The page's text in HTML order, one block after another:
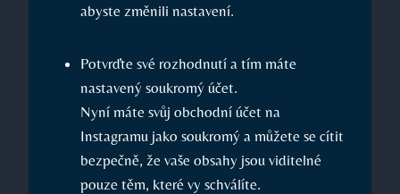
abyste změnili nastavení.
Potvrďte své rozhodnutí a tím máte
nastavený soukromý účet.
Nyní máte svůj obchodní účet na
Instagramu jako soukromý a můžete se cítit
bezpečně, že vaše obsahy jsou viditelné
pouze těm, které vy schválíte.